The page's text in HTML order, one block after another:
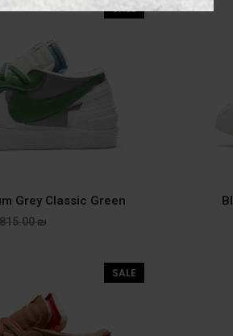
SALE
Grey Classic Green
815.00₪
SALE